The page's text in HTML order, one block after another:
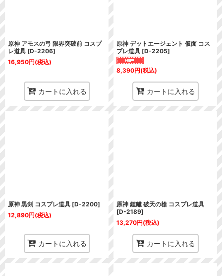
原神 アモスの弓 限界突破前 コスプ
レ道具 [D-2206]
16,950円(税込)
カートに入れる
原神 デットエージェント 仮面 コス
プレ道具 [D-2205]
8,390円(税込)
カートに入れる
原神 黒剣 コスプレ道具 [D-2200]
12,890円(税込)
カートに入れる
原神 鍾離 破天の槍 コスプレ道具
[D-2189]
13,270円(税込)
カートに入れる